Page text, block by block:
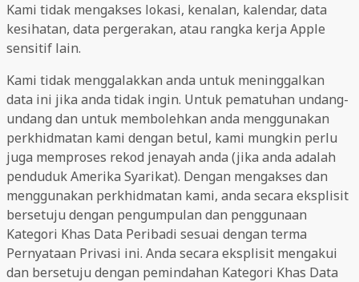
Kami tidak mengakses lokasi, kenalan, kalendar, data
kesihatan, data pergerakan, atau rangka kerja Apple
sensitif lain.
Kami tidak menggalakkan anda untuk meninggalkan
data ini jika anda tidak ingin. Untuk pematuhan undang-
undang dan untuk membolehkan anda menggunakan
perkhidmatan kami dengan betul, kami mungkin perlu
juga memproses rekod jenayah anda (jika anda adalah
penduduk Amerika Syarikat). Dengan mengakses dan
menggunakan perkhidmatan kami, anda secara eksplisit
bersetuju dengan pengumpulan dan penggunaan
Kategori Khas Data Peribadi sesuai dengan terma
Pernyataan Privasi ini. Anda secara eksplisit mengakui
dan bersetuju dengan pemindahan Kategori Khas Data